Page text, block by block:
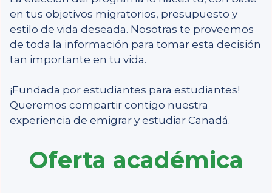
en tus objetivos migratorios, presupuesto y
estilo de vida deseada. Nosotras te proveemos
de toda la información para tomar esta decisión
tan importante en tu vida.
¡Fundada por estudiantes para estudiantes!
Queremos compartir contigo nuestra
experiencia de emigrar y estudiar Canadá.
Oferta académica